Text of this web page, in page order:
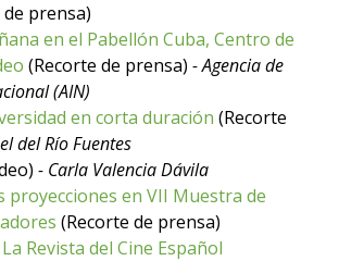
prensa)
en el Pabellón Cuba, Centro de
(Recorte de prensa) - Agencia de
(AIN)
en corta duración (Recorte
del Río Fuentes
- Carla Valencia Dávila
proyecciones en VII Muestra de
(Recorte de prensa)
Revista del Cine Español